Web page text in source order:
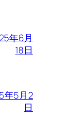
年6月
18日
年5月2
日